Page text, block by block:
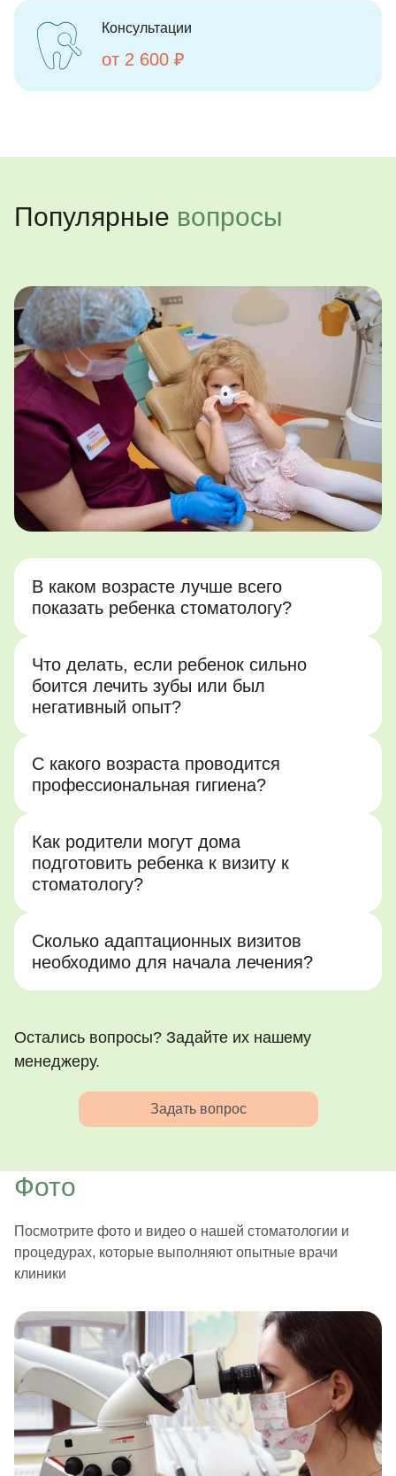
Консультации
от 2 600 ₽
Популярные вопросы
В каком возрасте лучше всего
показать ребенка стоматологу?
Что делать, если ребенок сильно
боится лечить зубы или был
негативный опыт?
С какого возраста проводится
профессиональная гигиена?
Как родители могут дома
подготовить ребенка к визиту к
стоматологу?
Сколько адаптационных визитов
необходимо для начала лечения?
Остались вопросы? Задайте их нашему
менеджеру.
Задать вопрос
Фото
Посмотрите фото и видео о нашей стоматологии и
процедурах, которые выполняют опытные врачи
клиники